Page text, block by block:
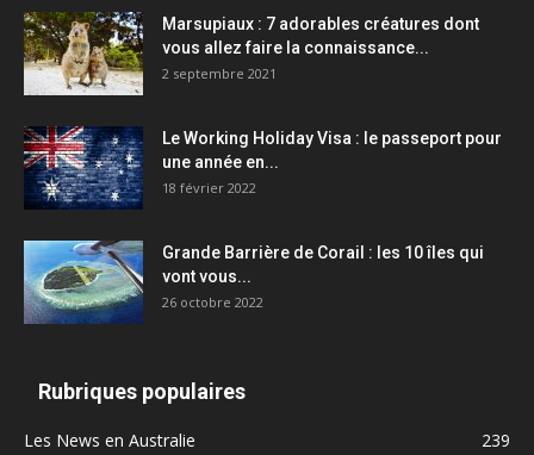
Marsupiaux : 7 adorables créatures dont
vous allez faire la connaissance...
2 septembre 2021
Le Working Holiday Visa : le passeport pour
une année en...
18 février 2022
Grande Barrière de Corail : les 10 îles qui
vont vous...
26 octobre 2022
Rubriques populaires
Les News en Australie
239